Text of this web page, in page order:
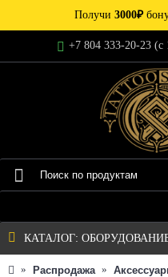
Получи 3000₽
+7 804 333-20-23 (c
КАТАЛОГ:
Распродажа